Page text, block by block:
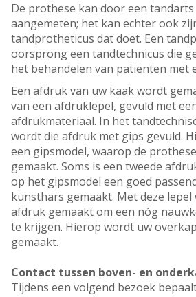
De prothese kan door een
aangemeten; het kan echter ook
tandprotheticus dat doet. Een
oorsprong een tandtechnicus die
het behandelen van patiënten met
Een afdruk van uw kaak wordt
van een afdruklepel, gevuld met
afdrukmateriaal. In het
wordt die afdruk met gips gevuld.
een gipsmodel, waarop de
gemaakt. Soms is een tweede
op het gipsmodel een goed
kunsthars gemaakt. Met deze
afdruk gemaakt om een nóg
te krijgen. Hierop wordt uw
gemaakt.
Contact tussen boven- en
Tijdens een volgend bezoek